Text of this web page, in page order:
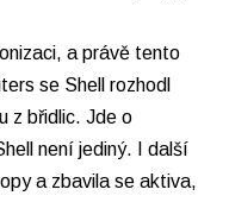
a právě tento
se Shell rozhodl
z břidlic. Jde o
není jediný. I další
a zbavila se aktiva,